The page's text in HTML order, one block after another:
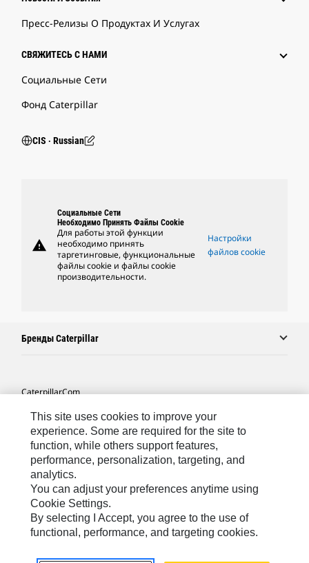
Пресс-Релизы О Продуктах И Услугах
СВЯЖИТЕСЬ С НАМИ
Социальные Сети
Фонд Caterpillar
CIS ‧ Russian
warning
Социальные Сети
Необходимо Принять Файлы Cookie
Для работы этой функции
необходимо принять
таргетинговые, функциональные
файлы cookie и файлы cookie
производительности.
Настройки
файлов cookie
Бренды Caterpillar
Caterpillar.com
Связаться С Caterpillar
Карта Сайта
Cookie Settings
Юридическая Информация
Конфиденциальность Личных Данных
This site uses cookies to improve your
experience. Some are required for the site to
function, while others support features,
performance, personalization, targeting, and
analytics.
You can adjust your preferences anytime using
Cookie Settings.
By selecting I Accept, you agree to the use of
functional, performance, and targeting cookies.